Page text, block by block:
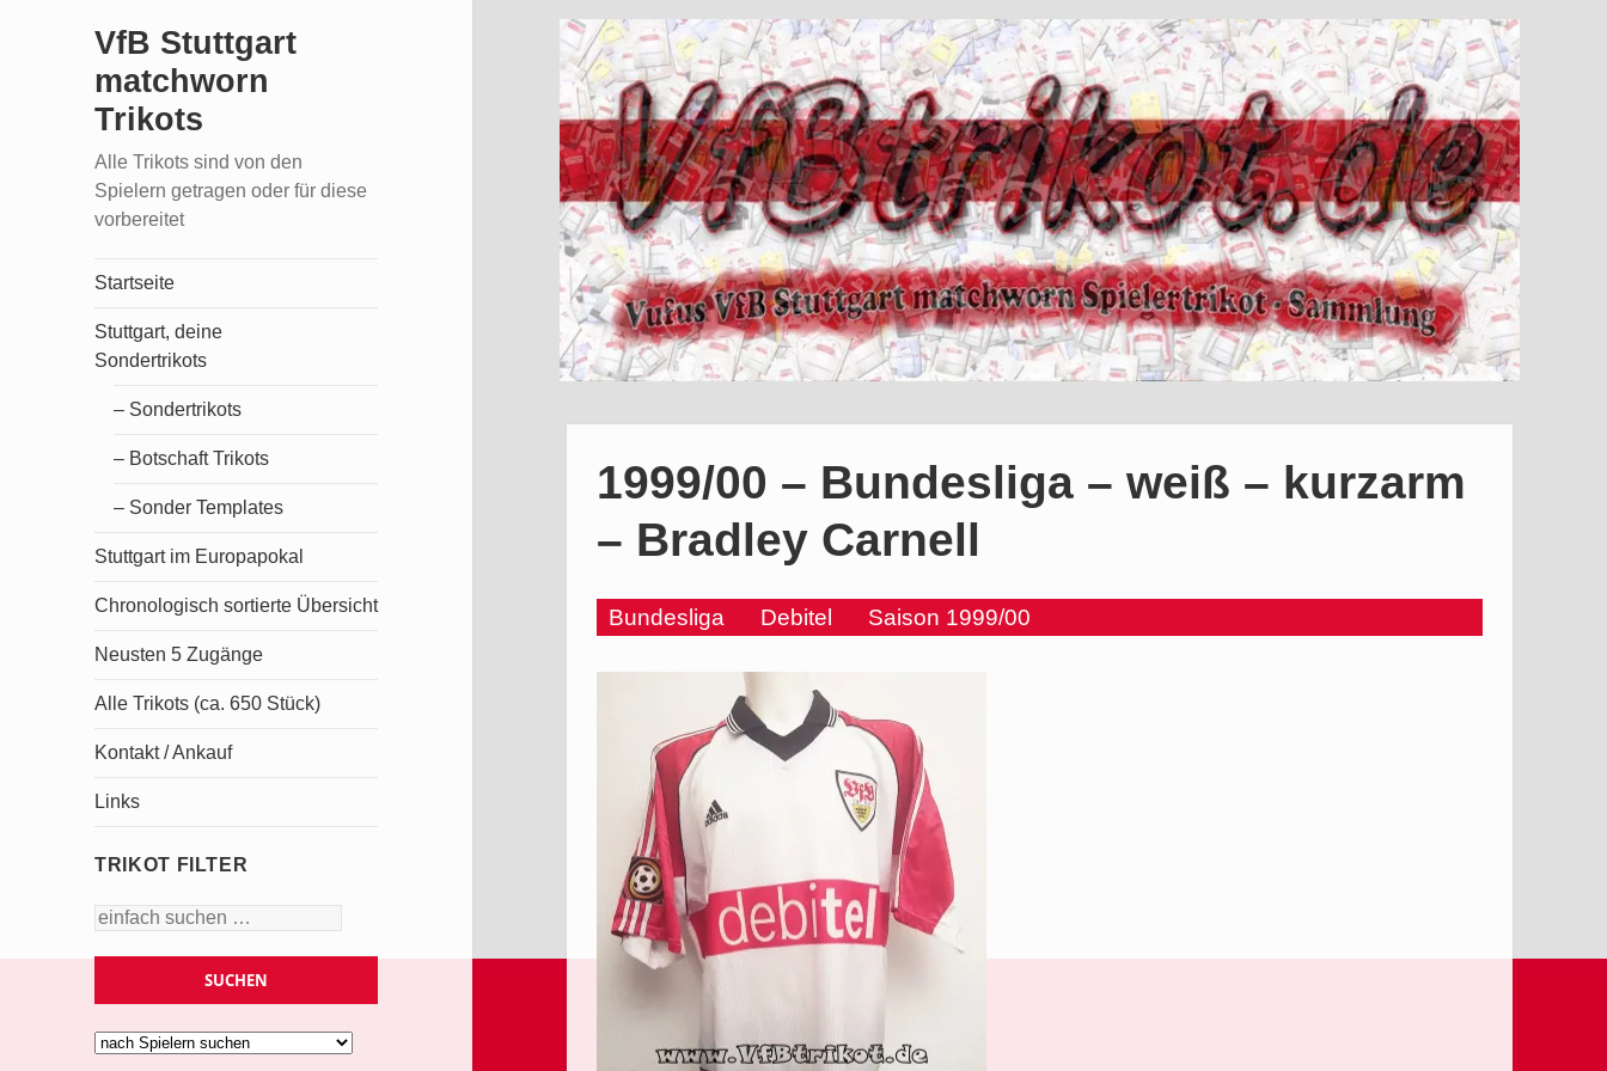
VfB Stuttgart
matchworn
Trikots
Alle Trikots sind von den
Spielern getragen oder für diese
vorbereitet
Startseite
Stuttgart, deine
Sondertrikots
– Sondertrikots
– Botschaft Trikots
– Sonder Templates
Stuttgart im Europapokal
Chronologisch sortierte Übersicht
Neusten 5 Zugänge
Alle Trikots (ca. 650 Stück)
Kontakt / Ankauf
Links
TRIKOT FILTER
1999/00 – Bundesliga – weiß – kurzarm
– Bradley Carnell
Bundesliga Debitel Saison 1999/00